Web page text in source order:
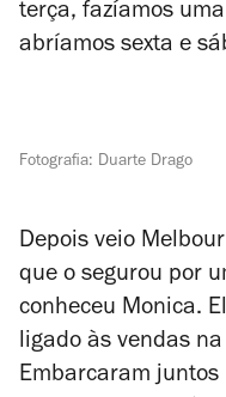
terça, fazíamos
abríamos sexta e
Fotografia: Duarte Drago
Depois veio
que o segurou por
conheceu Monica.
ligado às vendas
Embarcaram